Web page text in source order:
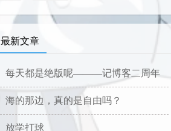
最新文章
每天都是绝版呢———记博客二周年
海的那边，真的是自由吗？
放学打球